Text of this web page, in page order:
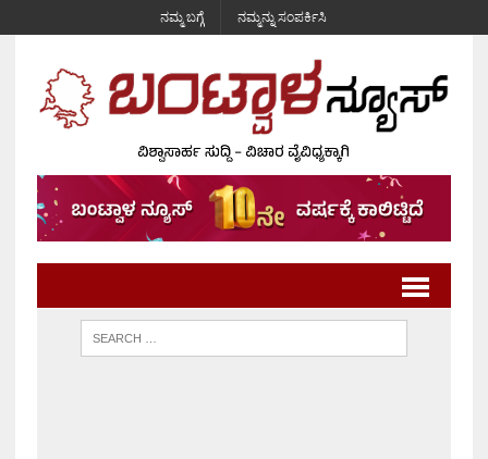
ನಮ್ಮ ಬಗ್ಗೆ ನಮ್ಮನ್ನು ಸಂಪರ್ಕಿಸಿ